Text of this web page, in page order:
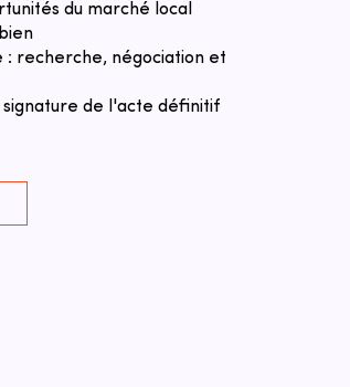
du marché local
: recherche, négociation et
signature de l'acte définitif